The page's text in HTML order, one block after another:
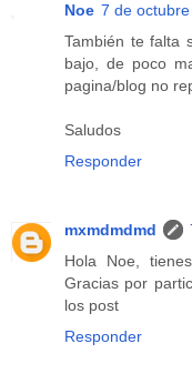
Noe 7 de
También te falta
bajo, de poco
pagina/blog no
Saludos
Responder
mxmdmdmd
Hola Noe,
Gracias por
los post
Responder